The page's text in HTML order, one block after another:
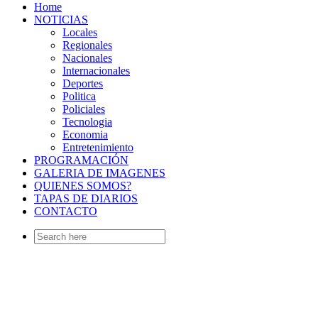
Home
NOTICIAS
Locales
Regionales
Nacionales
Internacionales
Deportes
Politica
Policiales
Tecnologia
Economia
Entretenimiento
PROGRAMACIÓN
GALERIA DE IMAGENES
QUIENES SOMOS?
TAPAS DE DIARIOS
CONTACTO
Search
for: